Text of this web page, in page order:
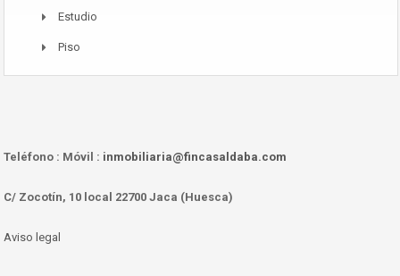
Estudio
Piso
Teléfono : Móvil : inmobiliaria@fincasaldaba.com
C/ Zocotín, 10 local 22700 Jaca (Huesca)
Aviso legal